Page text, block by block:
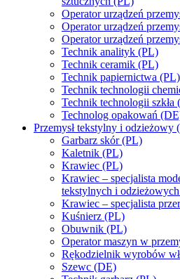
Operator urządzeń
Operator urządzeń
Operator urządzeń
Technik analityk (PL)
Technik ceramik (PL)
Technik papiernictwa (PL)
Technik technologii
Technik technologii szkła
Technolog opakowań
Przemysł tekstylny i odzieżowy
Garbarz skór (PL)
Kaletnik (PL)
Krawiec (PL)
Krawiec – specjalista
tekstylnych i
Krawiec – specjalista
Kuśnierz (PL)
Obuwnik (PL)
Operator maszyn w
Rękodzielnik wyrobów
Szewc (DE)